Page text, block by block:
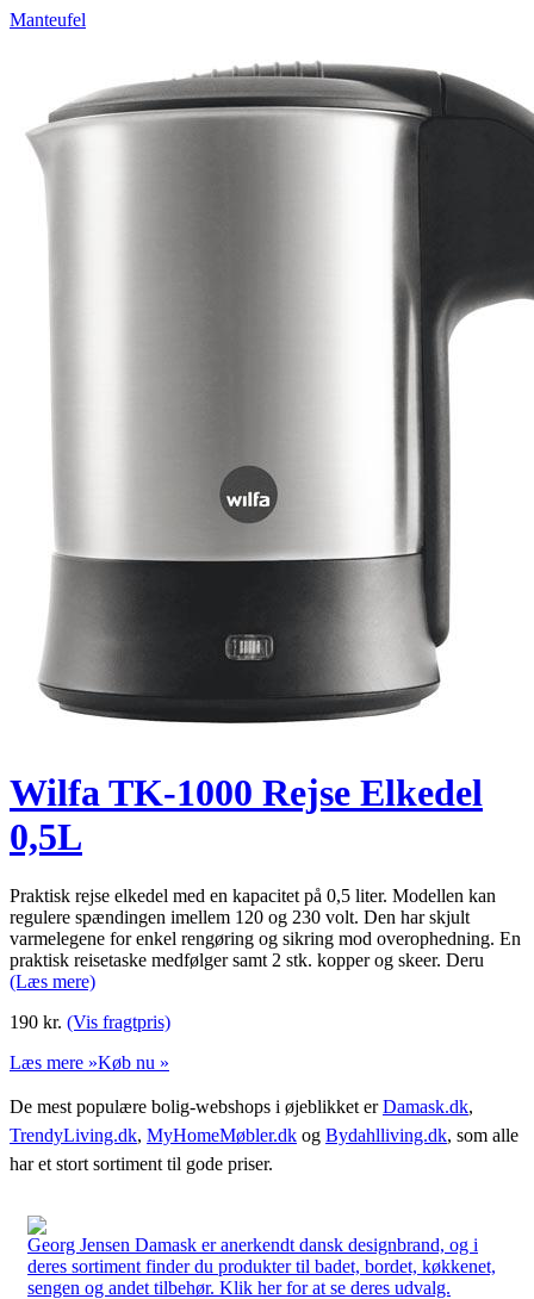
Manteufel
Wilfa TK-1000 Rejse Elkedel
0,5L
Praktisk rejse elkedel med en kapacitet på 0,5 liter. Modellen kan
regulere spændingen imellem 120 og 230 volt. Den har skjult
varmelegene for enkel rengøring og sikring mod overophedning. En
praktisk reisetaske medfølger samt 2 stk. kopper og skeer. Deru
(Læs mere)
190 kr. (Vis fragtpris)
Læs mere »Køb nu »
De mest populære bolig-webshops i øjeblikket erDamask.dk,
TrendyLiving.dk, MyHomeMøbler.dk og Bydahlliving.dk, som alle
har et stort sortiment til gode priser.
Georg Jensen Damask er anerkendt dansk designbrand, og i
deres sortiment finder du produkter til badet, bordet, køkkenet,
sengen og andet tilbehør. Klik her for at se deres udvalg.